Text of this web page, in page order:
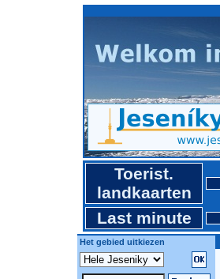
Toerist.
landkaarten
Last minute
Het gebied uitkiezen